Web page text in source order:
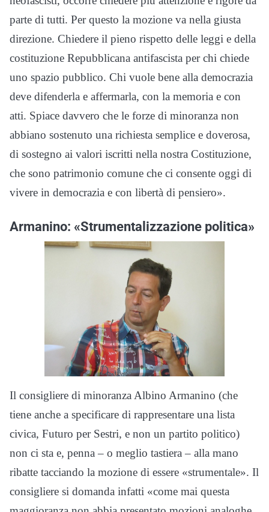
parte di tutti. Per questo la mozione va nella giusta
direzione. Chiedere il pieno rispetto delle leggi e della
costituzione Repubblicana antifascista per chi chiede
uno spazio pubblico. Chi vuole bene alla democrazia
deve difenderla e affermarla, con la memoria e con
atti. Spiace davvero che le forze di minoranza non
abbiano sostenuto una richiesta semplice e doverosa,
di sostegno ai valori iscritti nella nostra Costituzione,
che sono patrimonio comune che ci consente oggi di
vivere in democrazia e con libertà di pensiero».
Armanino: «Strumentalizzazione politica»
Il consigliere di minoranza Albino Armanino (che
tiene anche a specificare di rappresentare una lista
civica, Futuro per Sestri, e non un partito politico)
non ci sta e, penna – o meglio tastiera – alla mano
ribatte tacciando la mozione di essere «strumentale». Il
consigliere si domanda infatti «come mai questa